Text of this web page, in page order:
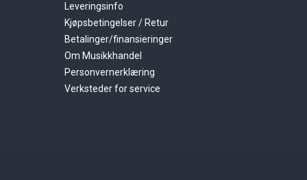
Leveringsinfo
Kjøpsbetingelser / Retur
Betalinger/finansieringer
Om Musikkhandel
Personvernerklæring
Verksteder for service